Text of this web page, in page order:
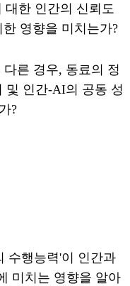
한 인간의 신뢰도
영향을 미치는가?
른 경우, 동료의 정
및 인간-AI의 공동 성
?
수행능력'이 인간과
미치는 영향을 알아